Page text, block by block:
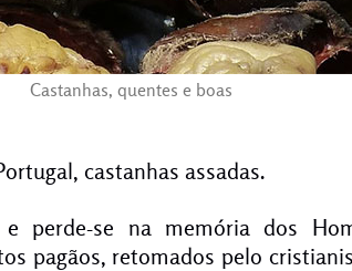
Castanhas, quentes e boas
castanhas assadas.
perde-se na memória dos
pagãos, retomados pelo